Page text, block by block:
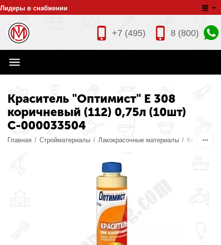
Лидеры в снабжении
8 (800)
+7 (495)
Краситель "Оптимист" Е 308
коричневый (112) 0,75л (10шт)
С-000033504
Главная / Стройматериалы / Лакокрасочные материалы / Колеры